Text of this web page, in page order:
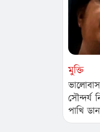
মুক্তি
সৌন্দর্য
পাখি
নেশায়…